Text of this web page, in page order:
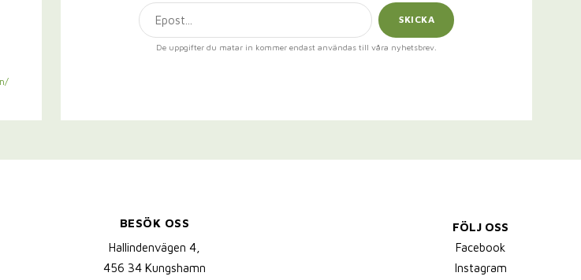
SKICKA
De uppgifter du matar in kommer endast användas till våra nyhetsbrev.
BESÖK OSS
Hallindenvägen 4,
456 34 Kungshamn
FÖLJ OSS
Facebook
Instagram